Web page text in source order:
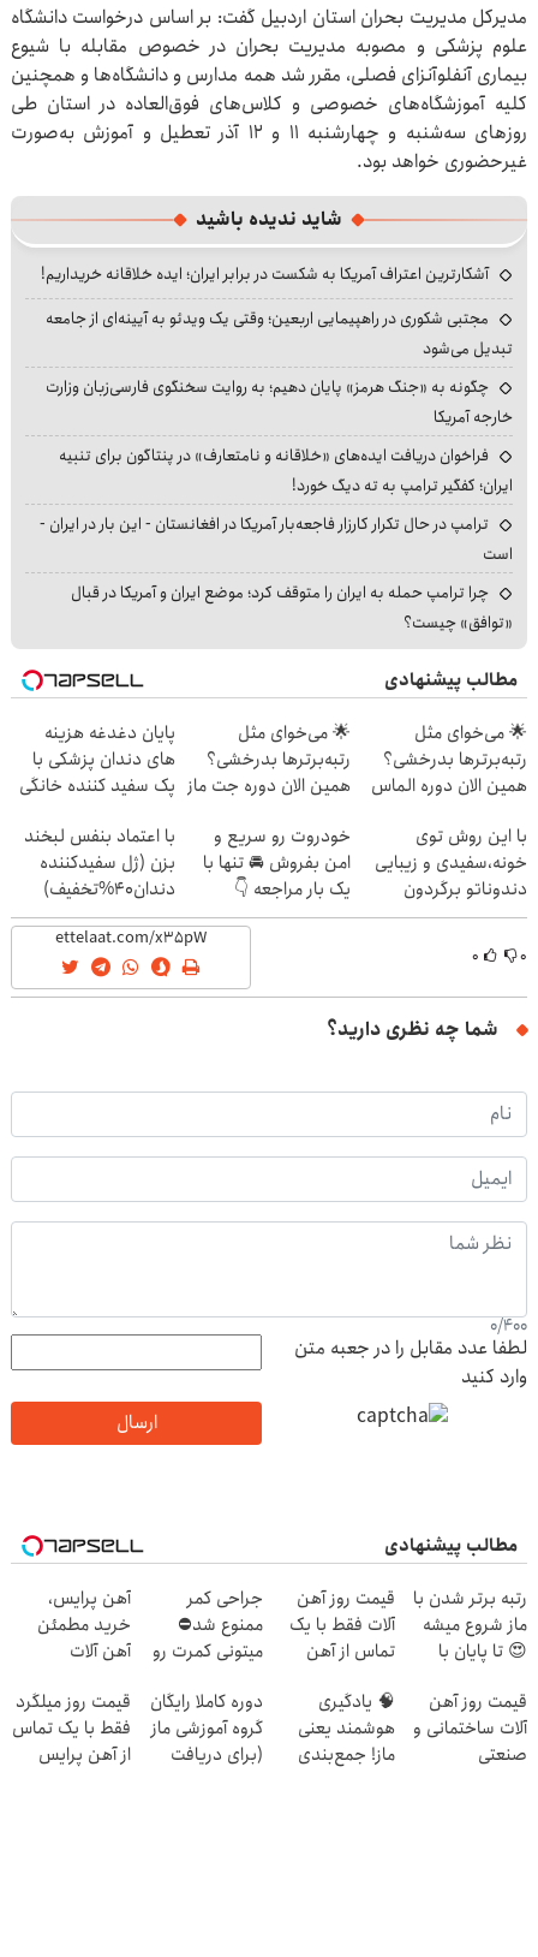
مدیرکل مدیریت بحران استان اردبیل گفت: بر اساس درخواست دانشگاه
علوم پزشکی و مصوبه مدیریت بحران در خصوص مقابله با شیوع
بیماری آنفلوآنزای فصلی، مقرر شد همه مدارس و دانشگاه‌ها و همچنین
کلیه آموزشگاه‌های خصوصی و کلاس‌های فوق‌العاده در استان طی
روزهای سه‌شنبه و چهارشنبه ۱۱ و ۱۲ آذر تعطیل و آموزش به‌صورت
غیرحضوری خواهد بود.
شاید ندیده باشید
آشکارترین اعتراف آمریکا به شکست در برابر ایران؛ ایده خلاقانه خریداریم!
مجتبی شکوری در راهپیمایی اربعین؛ وقتی یک ویدئو به آیینه‌ای از جامعه
تبدیل می‌شود
چگونه به «جنگ هرمز» پایان دهیم؛ به روایت سخنگوی فارسی‌زبان وزارت
خارجه آمریکا
فراخوان دریافت ایده‌های «خلاقانه و نامتعارف» در پنتاگون برای تنبیه
ایران؛ کفگیر ترامپ به ته دیگ خورد!
ترامپ در حال تکرار کارزار فاجعه‌بار آمریکا در افغانستان - این بار در ایران -
است
چرا ترامپ حمله به ایران را متوقف کرد؛ موضع ایران و آمریکا در قبال
«توافق» چیست؟
مطالب پیشنهادی
🌟 می‌خوای مثل
رتبه‌برترها بدرخشی؟
همین الان دوره الماس
🌟 می‌خوای مثل
رتبه‌برترها بدرخشی؟
همین الان دوره جت ماز
پایان دغدغه هزینه
های دندان پزشکی با
پک سفید کننده خانگی
با این روش توی
خونه،سفیدی و زیبایی
دندوناتو برگردون
(40%off)
خودروت رو سریع و
امن بفروش 🚘 تنها با
یک بار مراجعه 👇
با اعتماد بنفس لبخند
بزن (ژل سفیدکننده
دندان40%تخفیف)
۰ ۰
شما چه نظری دارید؟
0/400
لطفا عدد مقابل را در جعبه متن
وارد کنید
ارسال
مطالب پیشنهادی
رتبه برتر شدن با
ماز شروع میشه
😍 تا پایان با
قیمت روز آهن
آلات فقط با یک
تماس از آهن
جراحی کمر
ممنوع شد⛔
میتونی کمرت رو
کنی! 👈🏻
پرسش‌نامه
آهن پرایس،
خرید مطمئن
آهن آلات
قیمت روز آهن
آلات ساختمانی و
صنعتی
🧠 یادگیری
هوشمند یعنی
ماز! جمع‌بندی
دوره کاملا رایگان
گروه آموزشی ماز
(برای دریافت
قیمت روز میلگرد
فقط با یک تماس
از آهن پرایس